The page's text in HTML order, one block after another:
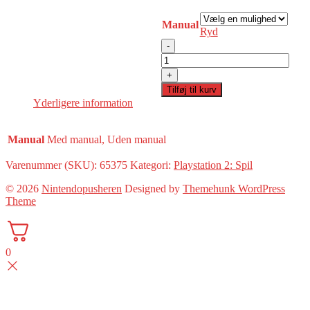
Manual
Ryd
-
Rayman
M(PS2)
antal
+
Tilføj til kurv
Yderligere information
Manual Med manual, Uden manual
Varenummer (SKU): 65375 Kategori: Playstation 2: Spil
© 2026 Nintendopusheren Designed by Themehunk WordPress
Theme
0